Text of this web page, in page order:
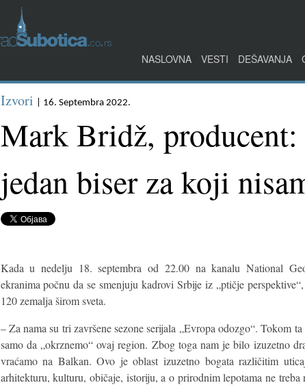
NASLOVNA VESTI DEŠAVANJA
Izvori | 16. Septembra 2022.
Mark Bridž,
jedan biser za koji
Kada u nedelju 18. septembra od 22.00 na kanalu National
ekranima počnu da se smenjuju kadrovi Srbije iz „ptičje
120 zemalja širom sveta.
– Za nama su tri završene sezone serijala „Evropa odozgo“. Tokom
samo da „okrznemo“ ovaj region. Zbog toga nam je bilo izuzetno
vraćamo na Balkan. Ovo je oblast izuzetno bogata različitim
arhitekturu, kulturu, običaje, istoriju, a o prirodnim lepotama ne